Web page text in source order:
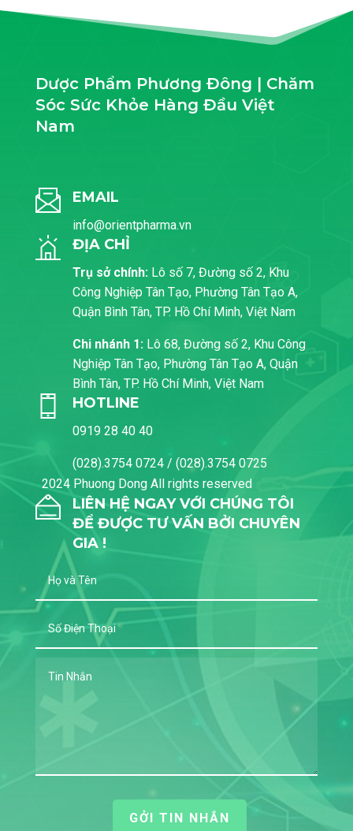
Dược Phẩm Phương Đông | Chăm
Sóc Sức Khỏe Hàng Đầu Việt
Nam
EMAIL
info@orientpharma.vn
ĐỊA CHỈ
Trụ sở chính:Lô số 7, Đường số 2, Khu
Công Nghiệp Tân Tạo, Phường Tân Tạo A,
Quận Bình Tân, TP. Hồ Chí Minh, Việt Nam
Chi nhánh 1:Lô 68, Đường số 2, Khu Công
Nghiệp Tân Tạo, Phường Tân Tạo A, Quận
Bình Tân, TP. Hồ Chí Minh, Việt Nam
HOTLINE
0919 28 40 40
(028).3754 0724 / (028).3754 0725
2024 Phuong Dong All rights reserved
LIÊN HỆ NGAY VỚI CHÚNG TÔI
ĐỂ ĐƯỢC TƯ VẤN BỞI CHUYÊN
GIA !
GỞI TIN NHẮN